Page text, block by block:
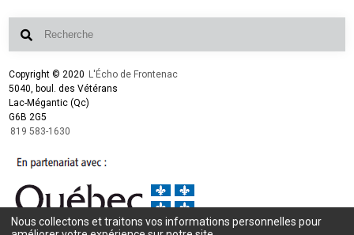
Copyright © 2020 L'Écho de Frontenac
5040, boul. des Vétérans
Lac-Mégantic (Qc)
G6B 2G5
819 583-1630
Nous collectons et traitons vos informations personnelles pour